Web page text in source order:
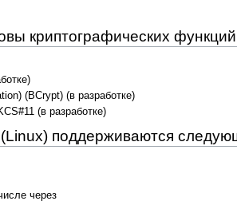
криптографических
(BCrypt) (в разработке)
(в разработке)
поддерживаются
через